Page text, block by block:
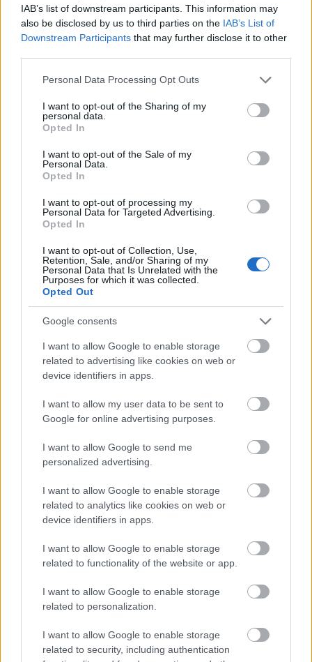
IAB’s list of downstream participants. This information may
also be disclosed by us to third parties on the IAB’s List of
Downstream Participants that may further disclose it to other
Please note that this website/app uses one or more Google
not limited to your visit or usage behaviour. You may click to
grant or deny consent to Google and its third-party tags to
use your data for below specified purposes in below Google
consent section.
Personal Data Processing Opt Outs
I want to opt-out of the Sharing of my
personal data.
Opted In
I want to opt-out of the Sale of my
Personal Data.
Opted In
I want to opt-out of processing my
Personal Data for Targeted Advertising.
Opted In
I want to opt-out of Collection, Use,
Retention, Sale, and/or Sharing of my
Personal Data that Is Unrelated with the
Purposes for which it was collected.
Opted Out
Google consents
I want to allow Google to enable storage
related to advertising like cookies on web or
device identifiers in apps.
I want to allow my user data to be sent to
Google for online advertising purposes.
I want to allow Google to send me
personalized advertising.
I want to allow Google to enable storage
related to analytics like cookies on web or
device identifiers in apps.
I want to allow Google to enable storage
related to functionality of the website or app.
I want to allow Google to enable storage
related to personalization.
I want to allow Google to enable storage
related to security, including authentication
teploty až k +5°C. Na severu v odpoledních hodinách přecházel
déšť postupně ve sněžení. V Klatovech spadla teplota pod nulu
okolo poledne, ale na Kvildě nebo na Bučině byly odpolední
kde rolba ledovou vrstvu nerozbije nebo nepřipadne dostatečná
vrstva nového sněhu, to bude spíše na brusle, než na běžky.
Běžkařské oblasti
Aktuálně: Hřebeny hor pro
běžkaře stále dobré, na nový sníh
se čeká
11.01.2024
Očekávané ochlazení se sice dostavilo, ale nový sníh napadl
prakticky jen na Šumavě. Na severních horách nespadlo téměř
nic nebo nový poprašek rozfoukal vítr. Pokles teplot však
pro běžkaře. Všechny se intenzivně zasněžují a na víkend se
dočkáme prodloužení okruhů. Předpověď počasí slibuje na
víkend oteplení, kdy rtuť teploměrů zůstane na horách sice pod
nulou, ale už ne tak nízko, jako v předchozích dnech. Oteplení